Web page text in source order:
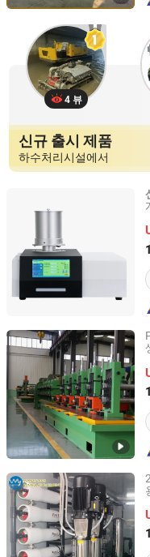
4 뷰
신규 출시 제품
하수처리시설에서
Guangdong Guangce
Guangdong, China
Hebei Tengtian Welded
Co., Ltd.
Hebei, China
Zhuhai Wangyang
Guangdong, China